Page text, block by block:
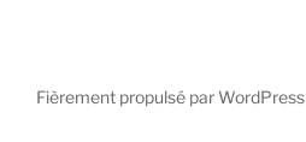
Fièrement propulsé par WordPress